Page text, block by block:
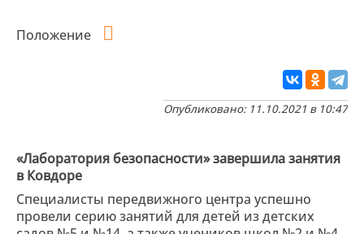
Положение
Опубликовано: 11.10.2021 в 10:47
«Лаборатория безопасности» завершила занятия
в Ковдоре
Специалисты передвижного центра успешно
провели серию занятий для детей из детских